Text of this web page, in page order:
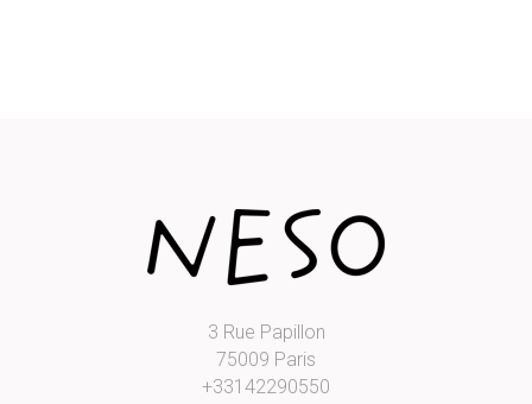
3 Rue Papillon
75009 Paris
+33142290550